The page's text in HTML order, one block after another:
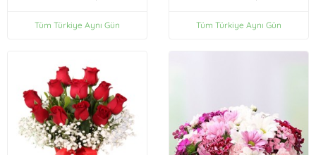
Tüm Türkiye Aynı Gün Tüm Türkiye Aynı Gün